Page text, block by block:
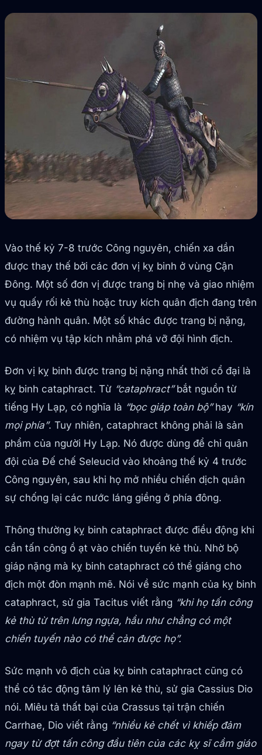
Vào thế kỷ 7-8 trước Công nguyên, chiến xa dần
được thay thế bởi các đơn vị kỵ binh ở vùng Cận
Đông. Một số đơn vị được trang bị nhẹ và giao nhiệm
vụ quấy rối kẻ thù hoặc truy kích quân địch đang trên
đường hành quân. Một số khác được trang bị nặng,
có nhiệm vụ tập kích nhằm phá vỡ đội hình địch.
Đơn vị kỵ binh được trang bị nặng nhất thời cổ đại là
kỵ binh cataphract. Từ “cataphract”bắt nguồn từ
tiếng Hy Lạp, có nghĩa là “bọc giáp toàn bộ”hay “kín
mọi phía”. Tuy nhiên, cataphract không phải là sản
phẩm của người Hy Lạp. Nó được dùng để chỉ quân
đội của Đế chế Seleucid vào khoảng thế kỷ 4 trước
Công nguyên, sau khi họ mở nhiều chiến dịch quân
sự chống lại các nước láng giềng ở phía đông.
Thông thường kỵ binh cataphract được điều động khi
cần tấn công ồ ạt vào chiến tuyến kẻ thù. Nhờ bộ
giáp nặng mà kỵ binh cataphract có thể giáng cho
địch một đòn mạnh mẽ. Nói về sức mạnh của kỵ binh
cataphract, sử gia Tacitus viết rằng “khi họ tấn công
kẻ thù từ trên lưng ngựa, hầu như chẳng có một
chiến tuyến nào có thể cản được họ”.
Sức mạnh vô địch của kỵ binh cataphract cũng có
thể có tác động tâm lý lên kẻ thù, sử gia Cassius Dio
nói. Miêu tả thất bại của Crassus tại trận chiến
Carrhae, Dio viết rằng “nhiều kẻ chết vì khiếp đảm
ngay từ đợt tấn công đầu tiên của các kỵ sĩ cầm giáo